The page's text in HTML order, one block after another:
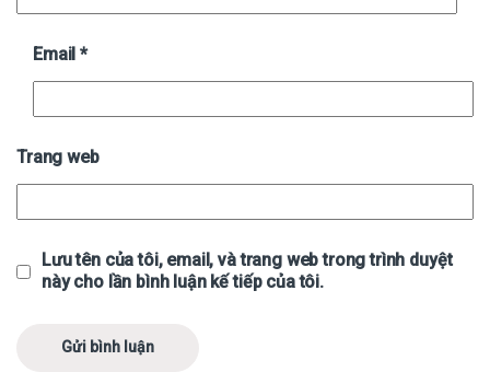
Email*
Trang web
Lưu tên của tôi, email, và trang web trong trình duyệt
này cho lần bình luận kế tiếp của tôi.